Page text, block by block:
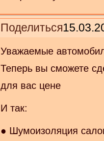
Поделиться
Уважаемые
Теперь вы сможете
для вас цене
И так:
● Шумоизоляция